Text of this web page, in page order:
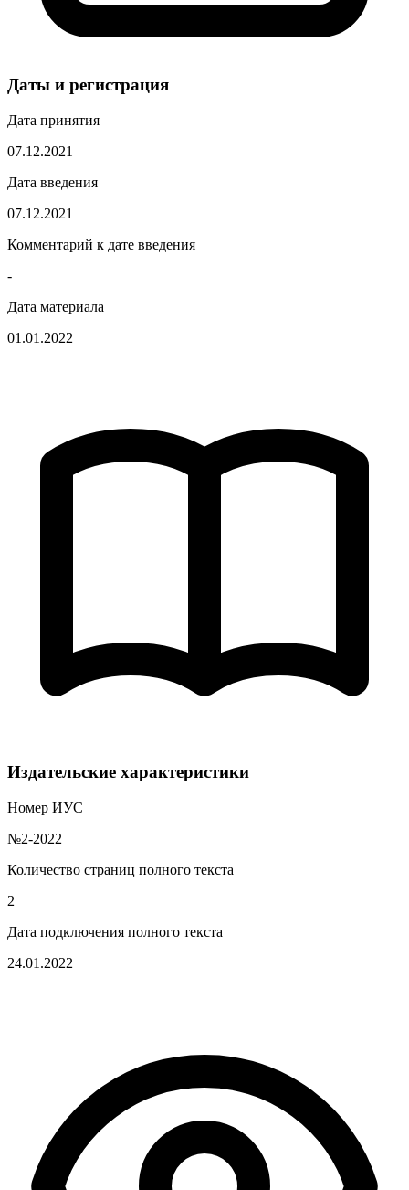
Даты и регистрация
Дата принятия
07.12.2021
Дата введения
07.12.2021
Комментарий к дате введения
-
Дата материала
01.01.2022
Издательские характеристики
Номер ИУС
№2-2022
Количество страниц полного текста
2
Дата подключения полного текста
24.01.2022